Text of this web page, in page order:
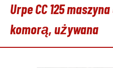
Urpe CC 125
komorą, używana